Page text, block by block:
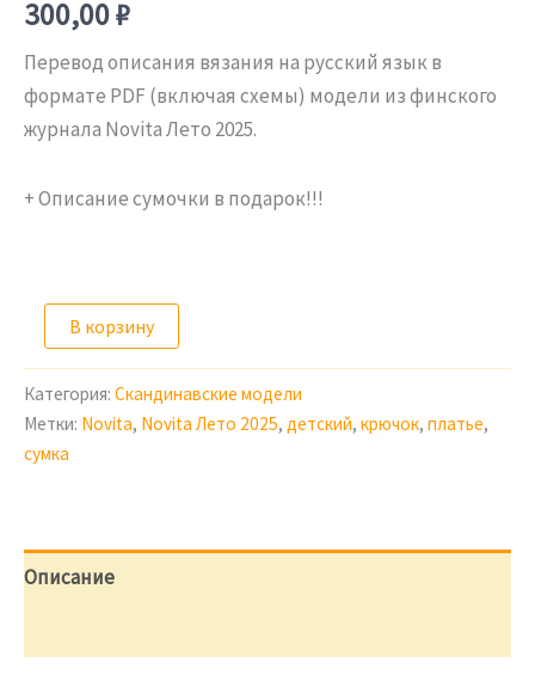
300,00₽
Перевод описания вязания на русский язык в
формате PDF (включая схемы) модели из финского
журнала Novita Лето 2025.
+ Описание сумочки в подарок!!!
товара
вязания
Летнего
платья
с
Хильда
+
В корзину
Категория: Скандинавские модели
Метки: Novita, Novita Лето 2025, детский, крючок, платье,
сумка
Описание